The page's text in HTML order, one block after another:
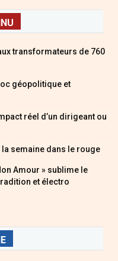
transformateurs de 760
géopolitique et
réel d’un dirigeant ou
la semaine dans le rouge
Amour » sublime le
et électro